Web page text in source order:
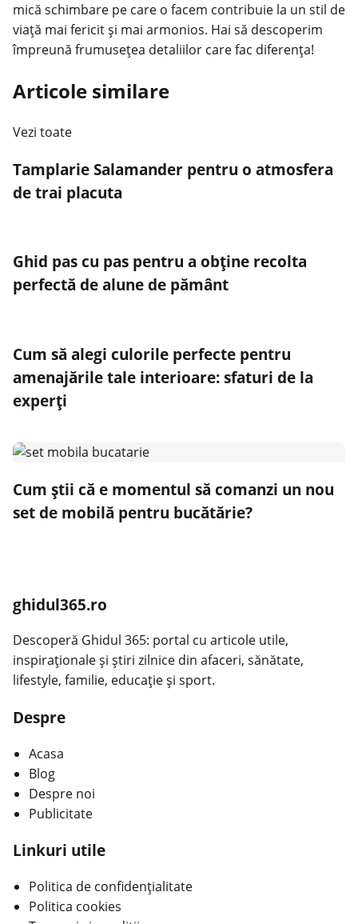
mică schimbare pe care o facem contribuie la un stil de
viață mai fericit și mai armonios. Hai să descoperim
împreună frumusețea detaliilor care fac diferența!
Articole similare
Vezi toate
Tamplarie Salamander pentru o atmosfera
de trai placuta
Ghid pas cu pas pentru a obține recolta
perfectă de alune de pământ
Cum să alegi culorile perfecte pentru
amenajările tale interioare: sfaturi de la
experți
Cum știi că e momentul să comanzi un nou
set de mobilă pentru bucătărie?
ghidul365.ro
Descoperă Ghidul 365: portal cu articole utile,
inspiraționale și știri zilnice din afaceri, sănătate,
lifestyle, familie, educație și sport.
Despre
Acasa
Blog
Despre noi
Publicitate
Linkuri utile
Politica de confidențialitate
Politica cookies